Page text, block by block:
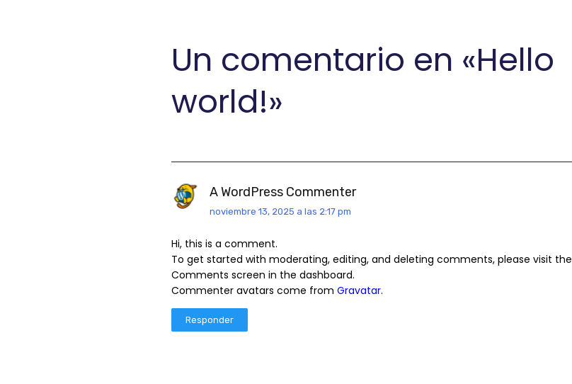
Un comentario en «Hello
world!»
A WordPress Commenter
noviembre 13, 2025 a las 2:17 pm
Hi, this is a comment.
To get started with moderating, editing, and deleting comments, please visit the
Comments screen in the dashboard.
Commenter avatars come fromGravatar.
Responder